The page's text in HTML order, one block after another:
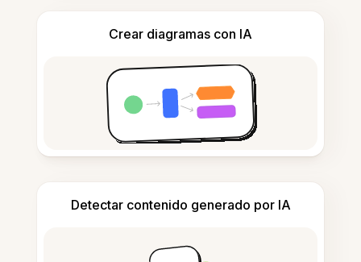
Crear diagramas con IA
Detectar contenido generado por IA